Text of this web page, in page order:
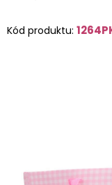
Kód produktu: